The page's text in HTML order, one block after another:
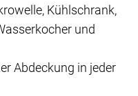
Kühlschrank,
und
Abdeckung in jeder